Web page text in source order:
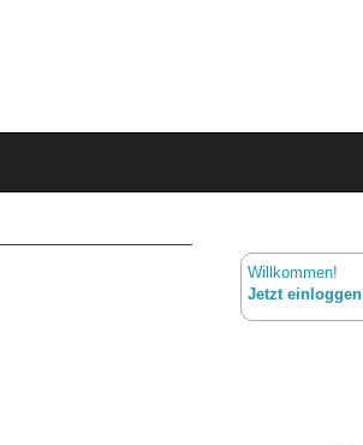
Willkommen!
Jetzt einloggen